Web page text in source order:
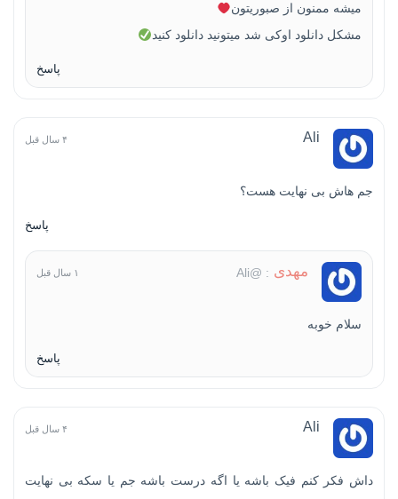
میشه ممنون از صبوریتون
مشکل دانلود اوکی شد میتونید دانلود کنید
پاسخ
Ali ۴ سال قبل
جم هاش بی نهایت هست؟
پاسخ
مهدی : @Ali ۱ سال قبل
سلام خوبه
پاسخ
Ali ۴ سال قبل
داش فکر کنم فیک باشه یا اگه درست باشه جم یا سکه بی نهایت